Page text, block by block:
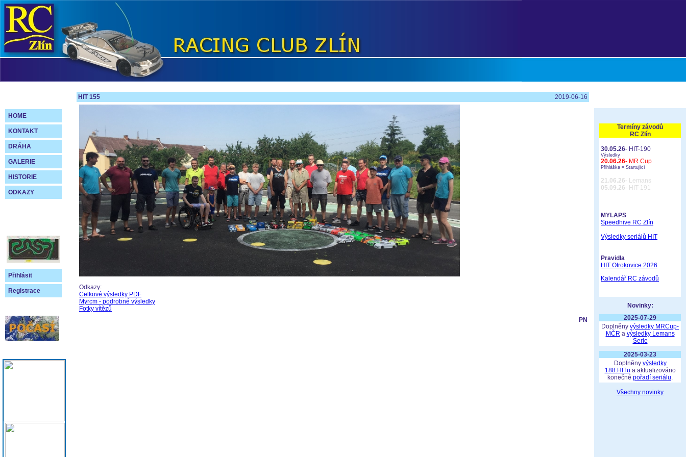
HOME
KONTAKT
DRÁHA
GALERIE
HISTORIE
ODKAZY
Přihlásit
Registrace
HIT 155 2019-06-16
Odkazy:
Celkové výsledky PDF
Myrcm - podrobné výsledky
Fotky vítězů
PN
Termíny závodů
RC Zlín
30.05.26- HIT-190
Výsledky
20.06.26- MR Cup
Přihláška = Startující
21.06.26- Lemans
05.09.26- HIT-191
MYLAPS
Speedhive RC Zlín
Výsledky seriálů HIT
Pravidla
HIT Otrokovice 2026
Kalendář RC závodů
Novinky:
2025-07-29
Doplněny výsledky MRCup-
MČR a výsledky Lemans
Serie
2025-03-23
Doplněny výsledky
188.HITu a aktualizováno
konečné pořadí seriálu.
Všechny novinky